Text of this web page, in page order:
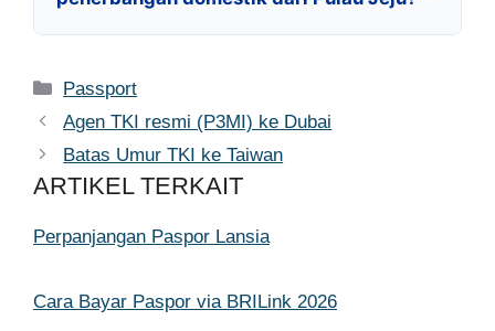
Kategori
Passport
Agen TKI resmi (P3MI) ke Dubai
Batas Umur TKI ke Taiwan
ARTIKEL TERKAIT
Perpanjangan Paspor Lansia
Cara Bayar Paspor via BRILink 2026